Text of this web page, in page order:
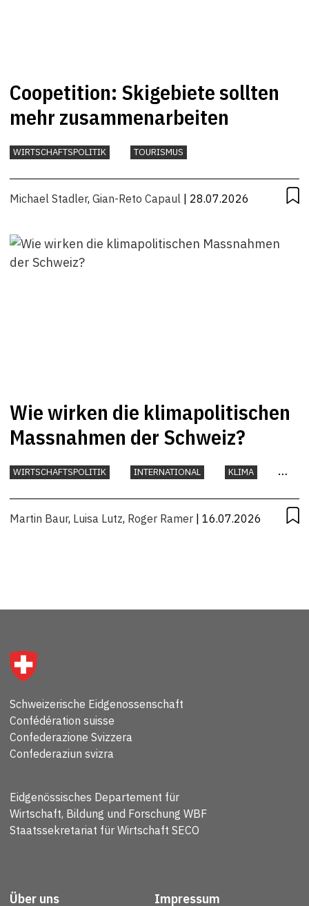
Coopetition: Skigebiete sollten
mehr zusammenarbeiten
WIRTSCHAFTSPOLITIK TOURISMUS
Michael Stadler, Gian-Reto Capaul | 28.07.2026
Wie wirken die klimapolitischen
Massnahmen der Schweiz?
WIRTSCHAFTSPOLITIK INTERNATIONAL
KLIMA
Martin Baur, Luisa Lutz, Roger Ramer | 16.07.2026
Schweizerische Eidgenossenschaft
Confédération suisse
Confederazione Svizzera
Confederaziun svizra
Eidgenössisches Departement für
Wirtschaft, Bildung und Forschung WBF
Staatssekretariat für Wirtschaft SECO
Über uns Impressum